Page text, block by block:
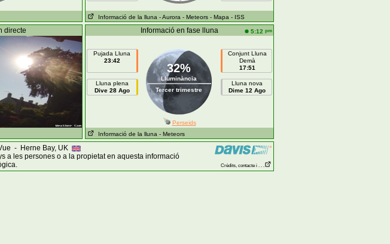
Informació de la lluna - Aurora - Meteors - Mapa - ISS
directe Informació en fase lluna 5:12 pm
Pujada Lluna
23:42
Lluna plena
Dive 28 Ago
32%
Lluminància
Tercer trimestre
Conjunt Lluna
Demà
17:51
Lluna nova
Dime 12 Ago
Perseids
Informació de la lluna - Meteors
- Herne Bay, UK
a les persones o a la propietat en aquesta informació
Crèdits, contacte i . . .